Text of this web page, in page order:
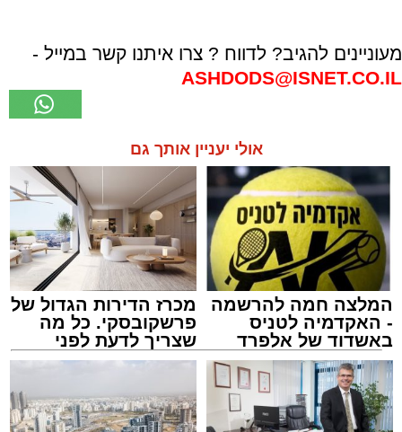
מעוניינים להגיב? לדווח ? צרו איתנו קשר במייל -
ASHDODS@ISNET.CO.IL
אולי יעניין אותך גם
המלצה חמה להרשמה
- האקדמיה לטניס
באשדוד של אלפרד
קריאולנסקי - לילדים
מכרז הדירות הגדול של
פרשקובסקי. כל מה
שצריך לדעת לפני
שמגישים הצעה לדירה